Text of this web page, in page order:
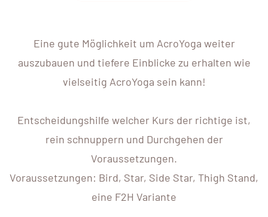
Eine gute Möglichkeit um AcroYoga weiter
auszubauen und tiefere Einblicke zu erhalten wie
vielseitig AcroYoga sein kann!
Entscheidungshilfe welcher Kurs der richtige ist,
rein schnuppern und Durchgehen der
Voraussetzungen.
Voraussetzungen: Bird, Star, Side Star, Thigh Stand,
eine F2H Variante